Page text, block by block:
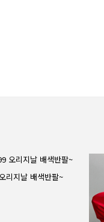
리지날 배색반팔~